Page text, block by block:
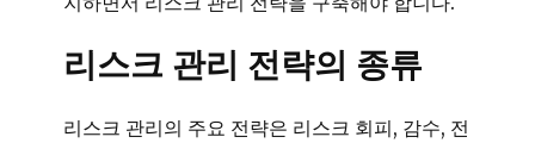
리스크 관리 전략의 종류
리스크 관리의 주요 전략은 리스크 회피, 감수, 전